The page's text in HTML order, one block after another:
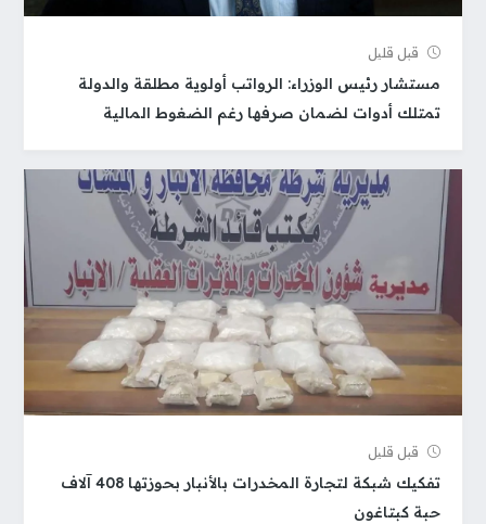
قبل قلیل
مستشار رئيس الوزراء: الرواتب أولوية مطلقة والدولة
تمتلك أدوات لضمان صرفها رغم الضغوط المالية
قبل قلیل
تفكيك شبكة لتجارة المخدرات بالأنبار بحوزتها 408 آلاف
حبة كبتاغون